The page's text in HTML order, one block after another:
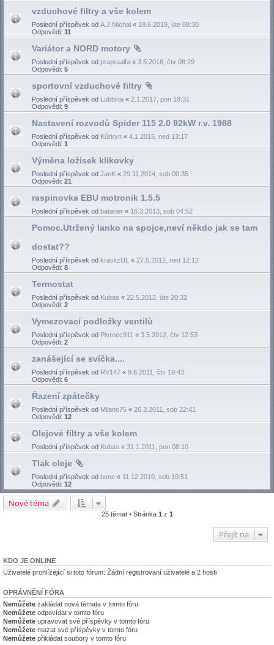
vzduchové filtry a vše kolem
Poslední příspěvek od A.J.Michal « 18.6.2019, úte 08:30
Odpovědi: 11
Variátor a NORD motory
Poslední příspěvek od prapraalfa « 3.5.2018, čtv 08:29
Odpovědi: 5
sportovní vzduchové filtry
Poslední příspěvek od Lubbina « 2.1.2017, pon 18:31
Odpovědi: 9
Nastavení rozvodů Spider 115 2.0 92kW r.v. 1988
Poslední příspěvek od Kůrkyn « 4.1.2015, ned 13:17
Odpovědi: 1
Výměna ložisek klikovky
Poslední příspěvek od JanK « 29.11.2014, sob 00:35
Odpovědi: 21
raspinovka EBU motronik 1.5.5
Poslední příspěvek od bataner « 16.3.2013, sob 04:52
Pomoc.Utržený lanko na spojce,neví někdo jak se tam
dostat??
Poslední příspěvek od kravitzUL « 27.5.2012, ned 12:12
Odpovědi: 8
Termostat
Poslední příspěvek od Kubas « 22.5.2012, úte 20:32
Odpovědi: 2
Vymezovací podložky ventilů
Poslední příspěvek od Pivrnec911 « 3.5.2012, čtv 12:53
Odpovědi: 2
zanášející se svíčka....
Poslední příspěvek od RV147 « 9.6.2011, čtv 19:43
Odpovědi: 6
Řazení zpátečky
Poslední příspěvek od Milano75 « 26.3.2011, sob 22:41
Odpovědi: 12
Olejové filtry a vše kolem
Poslední příspěvek od Kubas « 31.1.2011, pon 08:10
Tlak oleje
Poslední příspěvek od bene « 11.12.2010, sob 19:51
Odpovědi: 12
Nové téma
25 témat • Stránka 1 z 1
Přejít na
KDO JE ONLINE
Uživatelé prohlížející si toto fórum: Žádní registrovaní uživatelé a 2 hosti
OPRÁVNĚNÍ FÓRA
Nemůžete zakládat nová témata v tomto fóru
Nemůžete odpovídat v tomto fóru
Nemůžete upravovat své příspěvky v tomto fóru
Nemůžete mazat své příspěvky v tomto fóru
Nemůžete přikládat soubory v tomto fóru